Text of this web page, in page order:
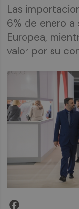
Las
6% de enero a
Europea,
valor por su